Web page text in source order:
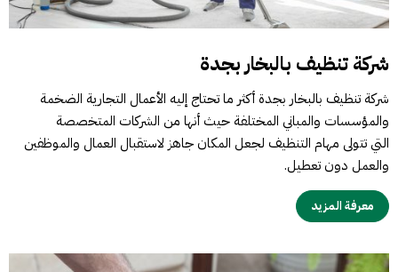
شركة تنظيف بالبخار بجدة
شركة تنظيف بالبخار بجدة أكثر ما تحتاج إليه الأعمال التجارية الضخمة
والمؤسسات والمباني المختلفة حيث أنها من الشركات المتخصصة
التي تتولى مهام التنظيف لجعل المكان جاهز لاستقبال العمال والموظفين
والعمل دون تعطيل.
معرفة المزيد